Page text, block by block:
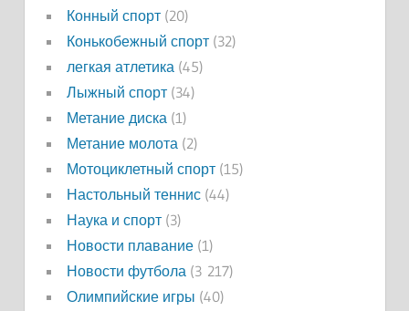
Конный спорт(20)
Конькобежный спорт(32)
легкая атлетика (45)
Лыжный спорт(34)
Метание диска (1)
Метание молота (2)
Мотоциклетный спорт(15)
Настольный теннис(44)
Наука и спорт(3)
Новости плавание(1)
Новости футбола (3 217)
Олимпийские игры (40)